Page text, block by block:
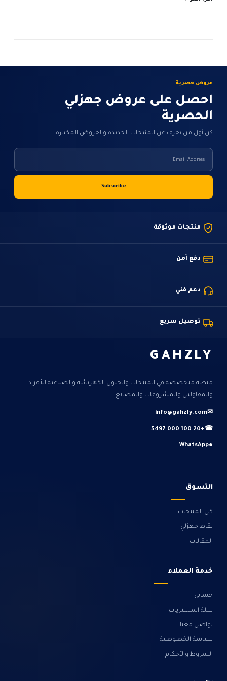
عروض حصرية
احصل على عروض جهزلي
الحصرية
كن أول من يعرف عن المنتجات الجديدة والعروض المختارة.
منتجات موثوقة
دفع آمن
دعم فني
توصيل سريع
GAHZLY
منصة متخصصة في المنتجات والحلول الكهربائية والصناعية للأفراد
والمقاولين والمشروعات والمصانع.
✉
info@gahzly.com
☎
+20 100 000 5497
●
WhatsApp
التسوق
كل المنتجات
نقاط جهزلي
المقالات
خدمة العملاء
حسابي
سلة المشتريات
تواصل معنا
سياسة الخصوصية
الشروط والأحكام